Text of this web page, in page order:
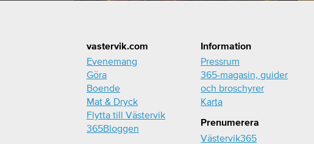
vastervik.com
Evenemang
Göra
Boende
Mat & Dryck
Flytta till Västervik
365Bloggen
Information
Pressrum
365-magasin, guider
och broschyrer
Karta
Prenumerera
Västervik365